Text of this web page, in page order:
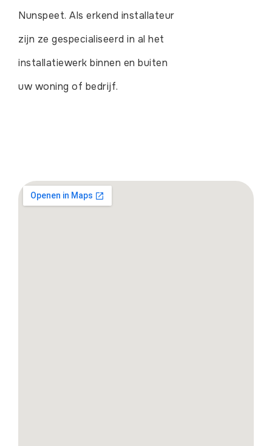
Nunspeet. Als erkend installateur
zijn ze gespecialiseerd in al het
installatiewerk binnen en buiten
uw woning of bedrijf.